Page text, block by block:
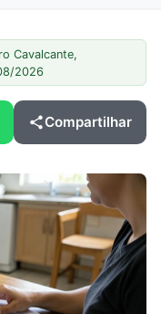
Cavalcante,
2026
Compartilhar